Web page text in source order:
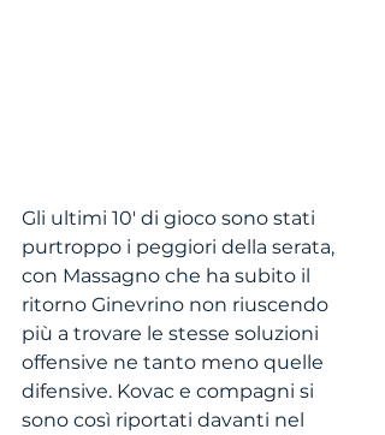
Gli ultimi 10' di gioco sono stati
purtroppo i peggiori della serata,
con Massagno che ha subito il
ritorno Ginevrino non riuscendo
più a trovare le stesse soluzioni
offensive ne tanto meno quelle
difensive. Kovac e compagni si
sono così riportati davanti nel